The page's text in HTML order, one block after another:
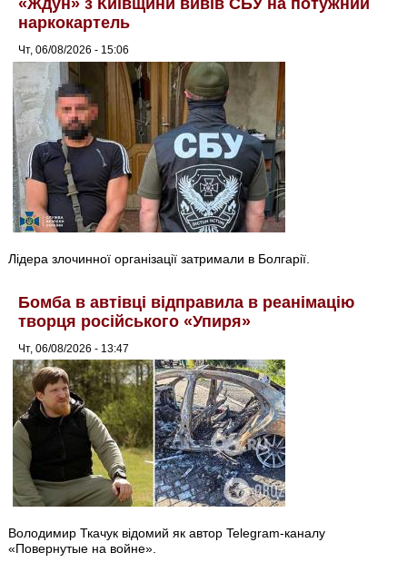
«Ждун» з Київщини вивів СБУ на потужний
наркокартель
Чт, 06/08/2026 - 15:06
Лідера злочинної організації затримали в Болгарії.
Бомба в автівці відправила в реанімацію
творця російського «Упиря»
Чт, 06/08/2026 - 13:47
Володимир Ткачук відомий як автор Telegram-каналу
«Повернутые на войне».